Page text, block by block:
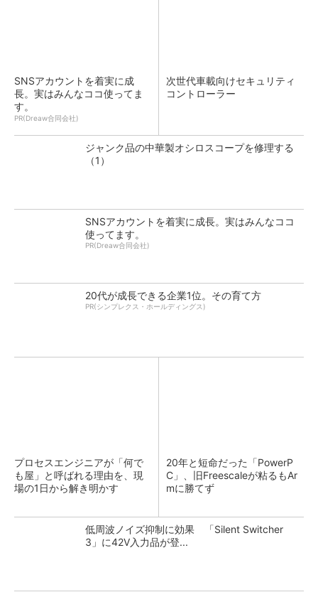
SNSアカウントを着実に成
長。実はみんなココ使ってま
す。
PR(Dreaw合同会社)
次世代車載向けセキュリティ
コントローラー
ジャンク品の中華製オシロスコープを修理する
（1）
SNSアカウントを着実に成長。実はみんなココ
使ってます。
PR(Dreaw合同会社)
20代が成長できる企業1位。その育て方
PR(シンプレクス・ホールディングス)
プロセスエンジニアが「何で
も屋」と呼ばれる理由を、現
場の1日から解き明かす
20年と短命だった「PowerP
C」、旧Freescaleが粘るもAr
mに勝てず
低周波ノイズ抑制に効果 「Silent Switcher
3」に42V入力品が登...